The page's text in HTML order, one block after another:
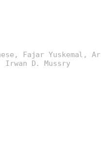
Fajar Yuskemal,
D. Mussry